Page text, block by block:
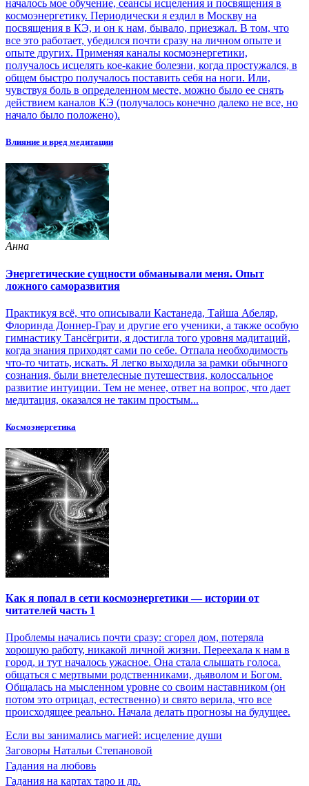
началось мое обучение, сеансы исцеления и посвящения в
космоэнергетику. Периодически я ездил в Москву на
посвящения в КЭ, и он к нам, бывало, приезжал. В том, что
все это работает, убедился почти сразу на личном опыте и
опыте других. Применяя каналы космоэнергетики,
получалось исцелять кое-какие болезни, когда простужался, в
общем быстро получалось поставить себя на ноги. Или,
чувствуя боль в определенном месте, можно было ее снять
действием каналов КЭ (получалось конечно далеко не все, но
начало было положено).
Влияние и вред медитации
Анна
Энергетические сущности обманывали меня. Опыт
ложного саморазвития
Практикуя всё, что описывали Кастанеда, Тайша Абеляр,
Флоринда Доннер-Грау и другие его ученики, а также особую
гимнастику Тансёгрити, я достигла того уровня мадитаций,
когда знания приходят сами по себе. Отпала необходимость
что-то читать, искать. Я легко выходила за рамки обычного
сознания, были внетелесные путешествия, колоссальное
развитие интуиции. Тем не менее, ответ на вопрос, что дает
медитация, оказался не таким простым...
Космоэнергетика
Как я попал в сети космоэнергетики — истории от
читателей часть 1
Проблемы начались почти сразу: сгорел дом, потеряла
хорошую работу, никакой личной жизни. Переехала к нам в
город, и тут началось ужасное. Она стала слышать голоса.
общаться с мертвыми родственниками, дьяволом и Богом.
Общалась на мысленном уровне со своим наставником (он
потом это отрицал, естественно) и свято верила, что все
происходящее реально. Начала делать прогнозы на будущее.
Если вы занимались магией: исцеление души
Заговоры Натальи Степановой
Гадания на любовь
Гадания на картах таро и др.